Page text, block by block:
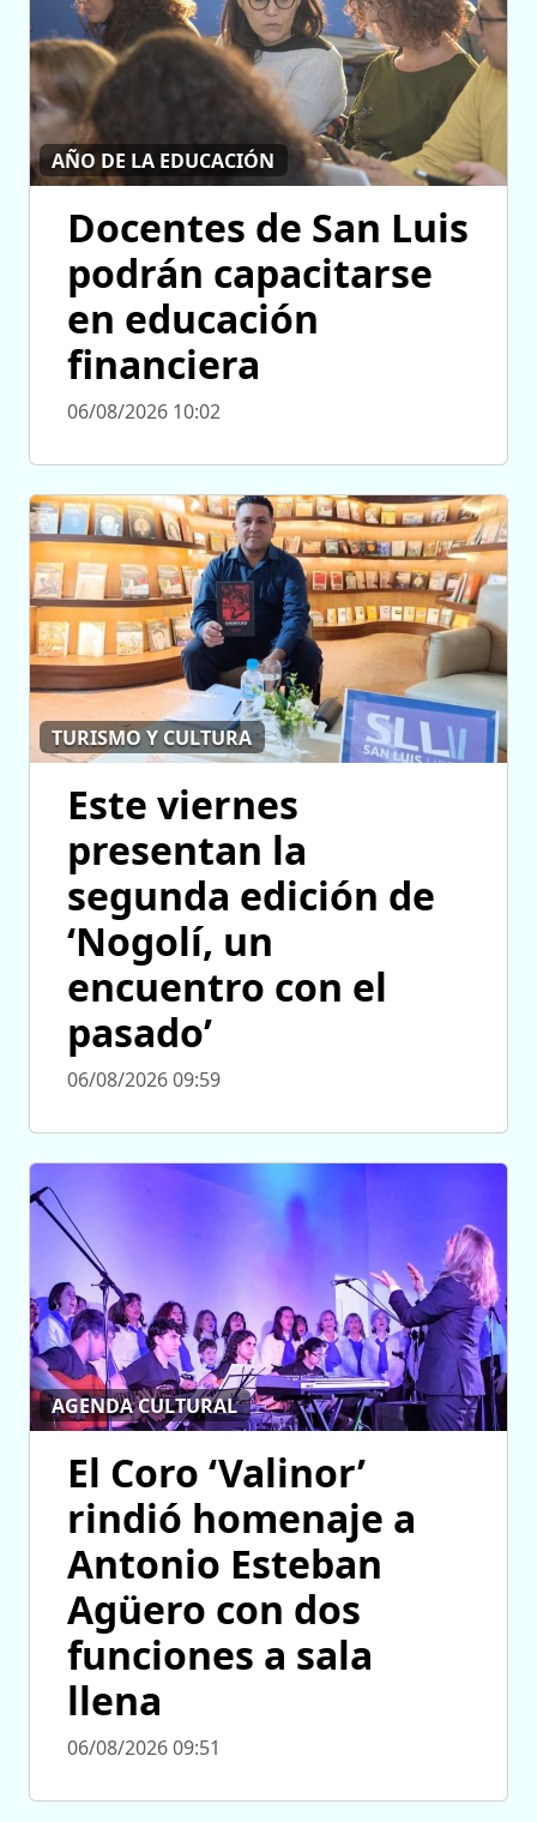
AÑO DE LA EDUCACIÓN
Docentes de San Luis
podrán capacitarse
en educación
financiera
06/08/2026 10:02
TURISMO Y CULTURA
Este viernes
presentan la
segunda edición de
‘Nogolí, un
encuentro con el
pasado’
06/08/2026 09:59
AGENDA CULTURAL
El Coro ‘Valinor’
rindió homenaje a
Antonio Esteban
Agüero con dos
funciones a sala
llena
06/08/2026 09:51